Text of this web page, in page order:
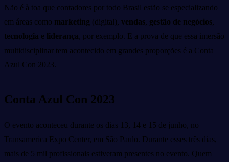
Não é à toa que contadores por todo Brasil estão se especializando
em áreas como marketing (digital), vendas, gestão de negócios,
tecnologia e liderança, por exemplo. E a prova de que essa imersão
multidisciplinar tem acontecido em grandes proporções é a Conta
Azul Con 2023.
Conta Azul Con 2023
O evento aconteceu durante os dias 13, 14 e 15 de junho, no
Transamerica Expo Center, em São Paulo. Durante esses três dias,
mais de 5 mil profissionais estiveram presentes no evento. Quem